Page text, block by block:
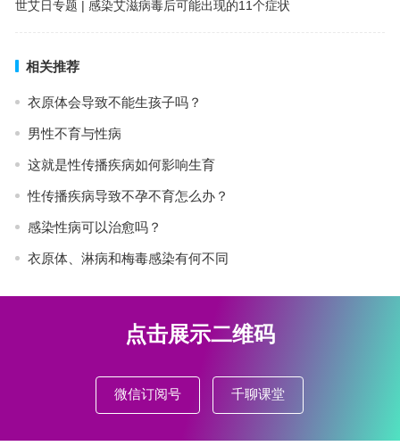
世艾日专题 | 感染艾滋病毒后可能出现的11个症状
相关推荐
衣原体会导致不能生孩子吗？
男性不育与性病
这就是性传播疾病如何影响生育
性传播疾病导致不孕不育怎么办？
感染性病可以治愈吗？
衣原体、淋病和梅毒感染有何不同
点击展示二维码
微信订阅号 千聊课堂